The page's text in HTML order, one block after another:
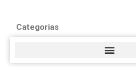
Categorias